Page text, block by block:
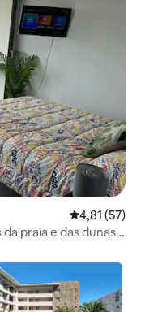
4,81 de uma
4,81 (57)
praia e das dunas